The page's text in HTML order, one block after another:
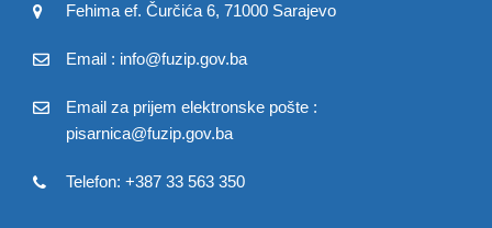
Fehima ef. Čurčića 6, 71000 Sarajevo
Email : info@fuzip.gov.ba
Email za prijem elektronske pošte :
pisarnica@fuzip.gov.ba
Telefon: +387 33 563 350